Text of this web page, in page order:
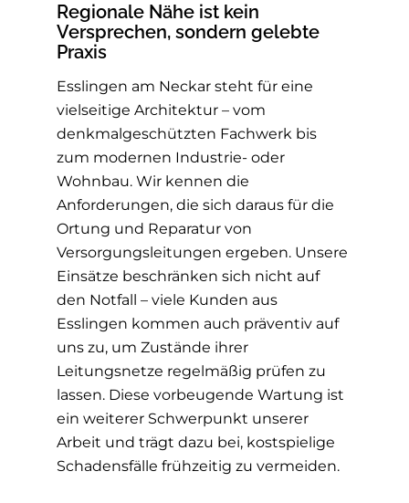
Regionale Nähe ist kein
Versprechen, sondern gelebte
Praxis
Esslingen am Neckar steht für eine
vielseitige Architektur – vom
denkmalgeschützten Fachwerk bis
zum modernen Industrie- oder
Wohnbau. Wir kennen die
Anforderungen, die sich daraus für die
Ortung und Reparatur von
Versorgungsleitungen ergeben. Unsere
Einsätze beschränken sich nicht auf
den Notfall – viele Kunden aus
Esslingen kommen auch präventiv auf
uns zu, um Zustände ihrer
Leitungsnetze regelmäßig prüfen zu
lassen. Diese vorbeugende Wartung ist
ein weiterer Schwerpunkt unserer
Arbeit und trägt dazu bei, kostspielige
Schadensfälle frühzeitig zu vermeiden.